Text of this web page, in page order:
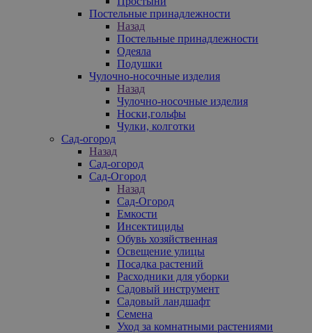
Постельные принадлежности
Назад
Постельные принадлежности
Одеяла
Подушки
Чулочно-носочные изделия
Назад
Чулочно-носочные изделия
Носки,гольфы
Чулки, колготки
Сад-огород
Назад
Сад-огород
Сад-Огород
Назад
Сад-Огород
Емкости
Инсектициды
Обувь хозяйственная
Освещение улицы
Посадка растений
Расходники для уборки
Садовый инструмент
Садовый ландшафт
Семена
Уход за комнатными растениями